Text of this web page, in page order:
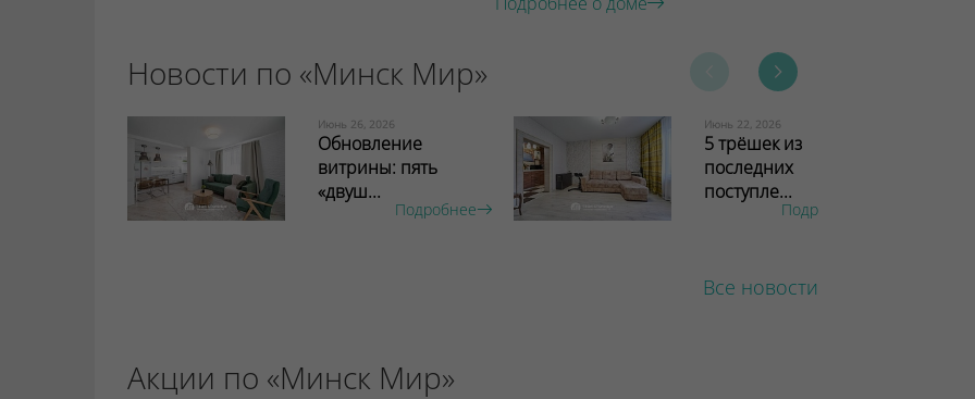
Новости по «Минск Мир»
Июнь 26, 2026
Обновление
витрины: пять
«двуш...
Подробнее
Июнь 22, 2026
5 трёшек из
последних
поступле...
Подробнее
Все новости
Акции по «Минск Мир»